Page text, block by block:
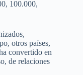
100.000,
otros países,
convertido en
de relaciones